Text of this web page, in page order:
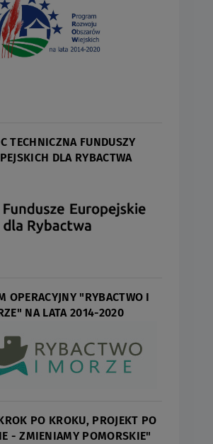
TECHNICZNA FUNDUSZY
DLA RYBACTWA
OPERACYJNY "RYBACTWO I
NA LATA 2014-2020
PO KROKU, PROJEKT PO
- ZMIENIAMY POMORSKIE"